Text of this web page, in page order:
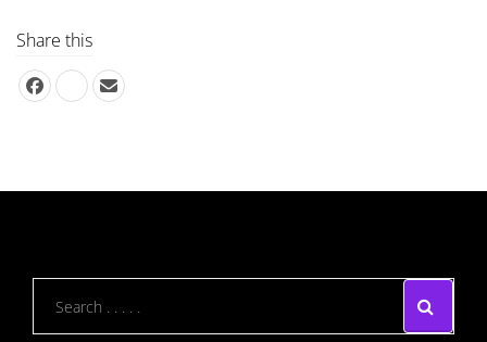
Share this